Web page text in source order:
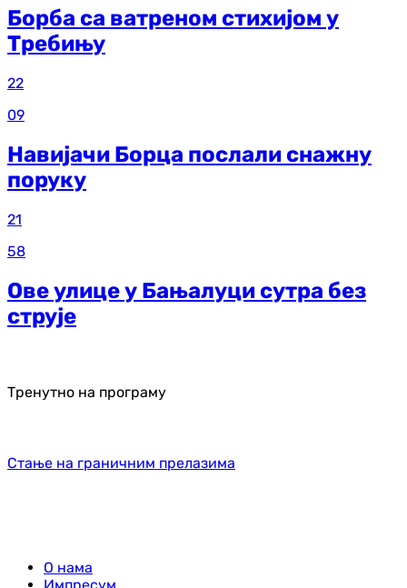
Борба са ватреном стихијом у
Требињу
22
09
Навијачи Борца послали снажну
поруку
21
58
Ове улице у Бањалуци сутра без
струје
Тренутно на програму
Стање на граничним прелазима
О нама